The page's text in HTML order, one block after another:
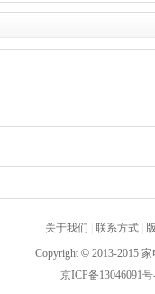
关于我们 联系方式
Copyright © 2013-2015
京ICP备13046091号